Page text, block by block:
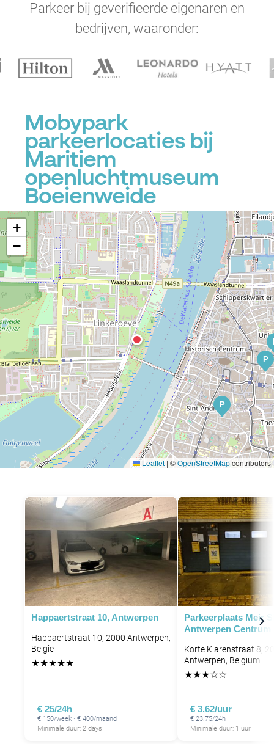
Parkeer bij geverifieerde eigenaren en
bedrijven, waaronder:
Mobypark
parkeerlocaties bij
Maritiem
openluchtmuseum
Boeienweide
P
P
+
−
Leaflet | ©OpenStreetMapcontributors
Happaertstraat 10, Antwerpen
Happaertstraat 10, 2000 Antwerpen,
België
★★★★★
€ 25/24h
€ 150/week · € 400/maand
Minimale duur: 2 days
Parkeerplaats Meir
Antwerpen Centrum
Korte Klarenstraat 8,
Antwerpen, Belgium
★★★☆☆
€ 3.62/uur
€ 23.75/24h
Minimale duur: 1 uur